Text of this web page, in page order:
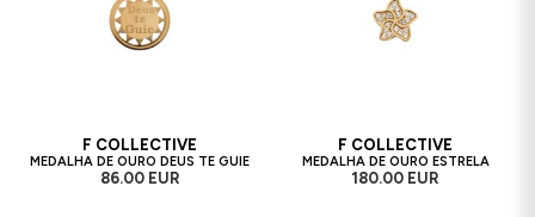
F COLLECTIVE
MEDALHA DE OURO DEUS TE GUIE
86.00 EUR
F COLLECTIVE
MEDALHA DE OURO ESTRELA
180.00 EUR